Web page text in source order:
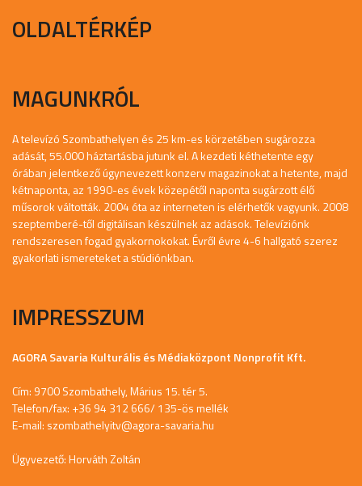
OLDALTÉRKÉP
MAGUNKRÓL
A televízó Szombathelyen és 25 km-es körzetében sugározza
adását, 55.000 háztartásba jutunk el. A kezdeti kéthetente egy
órában jelentkező úgynevezett konzerv magazinokat a hetente, majd
kétnaponta, az 1990-es évek közepétől naponta sugárzott élő
műsorok váltották. 2004 óta az interneten is elérhetők vagyunk. 2008
szeptemberé-től digitálisan készülnek az adások. Televíziónk
rendszeresen fogad gyakornokokat. Évről évre 4-6 hallgató szerez
gyakorlati ismereteket a stúdiónkban.
IMPRESSZUM
AGORA Savaria Kulturális és Médiaközpont Nonprofit Kft.
Cím: 9700 Szombathely, Márius 15. tér 5.
Telefon/fax: +36 94 312 666/ 135-ös mellék
E-mail: szombathelyitv@agora-savaria.hu
Ügyvezető: Horváth Zoltán